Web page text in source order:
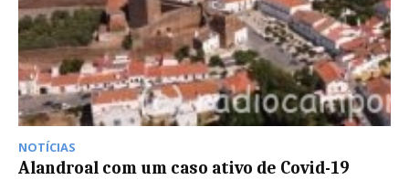
NOTÍCIAS
Alandroal com um caso ativo de Covid-19